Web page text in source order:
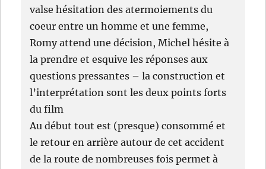
valse hésitation des atermoiements du
coeur entre un homme et une femme,
Romy attend une décision, Michel hésite à
la prendre et esquive les réponses aux
questions pressantes – la construction et
l’interprétation sont les deux points forts
du film
Au début tout est (presque) consommé et
le retour en arrière autour de cet accident
de la route de nombreuses fois permet à